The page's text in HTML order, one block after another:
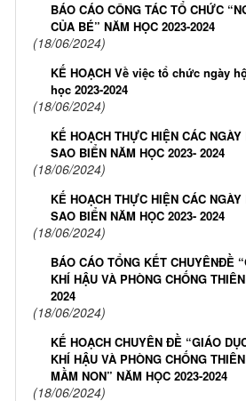
BÁO CÁO CÔNG TÁC TỔ CHỨC
CỦA BÉ” NĂM HỌC 2023-2024
(18/06/2024)
KẾ HOẠCH Về việc tổ chức ngày
học 2023-2024
(18/06/2024)
KẾ HOẠCH THỰC HIỆN CÁC
SAO BIỂN NĂM HỌC 2023- 2024
(18/06/2024)
KẾ HOẠCH THỰC HIỆN CÁC
SAO BIỂN NĂM HỌC 2023- 2024
(18/06/2024)
BÁO CÁO TỔNG KẾT CHUYÊNĐỀ
KHÍ HẬU VÀ PHÒNG CHỐNG
2024
(18/06/2024)
KẾ HOẠCH CHUYÊN ĐỀ “GIÁO
KHÍ HẬU VÀ PHÒNG CHỐNG
MẦM NON” NĂM HỌC 2023-2024
(18/06/2024)